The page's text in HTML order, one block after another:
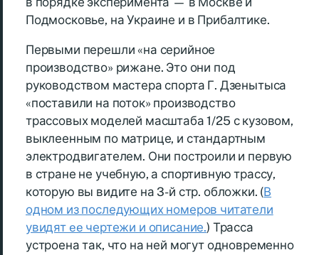
Подмосковье, на Украине и в Прибалтике.
Первыми перешли «на серийное
производство» рижане. Это они под
руководством мастера спорта Г. Дзенытыса
«поставили на поток» производство
трассовых моделей масштаба 1/25 с кузовом,
выклеенным по матрице, и стандартным
электродвигателем. Они построили и первую
в стране не учебную, а спортивную трассу,
которую вы видите на 3-й стр. обложки. (В
одном из последующих номеров читатели
увидят ee чертежи и описание.) Трасса
устроена так, что на ней могут одновременно